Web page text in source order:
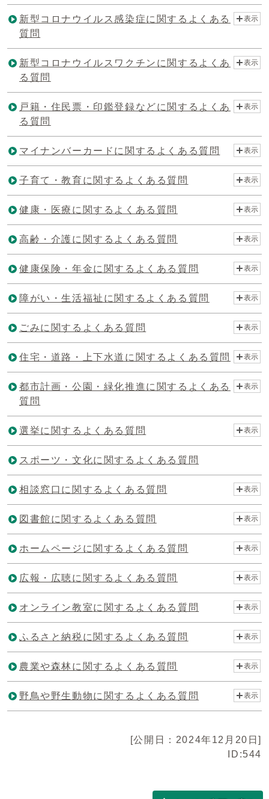
新型コロナウイルス感染症に関するよくある
質問
表示
新型コロナウイルスワクチンに関するよくあ
る質問
表示
戸籍・住民票・印鑑登録などに関するよくあ
る質問
表示
マイナンバーカードに関するよくある質問 表示
子育て・教育に関するよくある質問 表示
健康・医療に関するよくある質問 表示
高齢・介護に関するよくある質問 表示
健康保険・年金に関するよくある質問 表示
障がい・生活福祉に関するよくある質問 表示
ごみに関するよくある質問 表示
住宅・道路・上下水道に関するよくある質問 表示
都市計画・公園・緑化推進に関するよくある
質問
表示
選挙に関するよくある質問 表示
スポーツ・文化に関するよくある質問
相談窓口に関するよくある質問 表示
図書館に関するよくある質問 表示
ホームページに関するよくある質問 表示
広報・広聴に関するよくある質問 表示
オンライン教室に関するよくある質問 表示
ふるさと納税に関するよくある質問 表示
農業や森林に関するよくある質問 表示
野鳥や野生動物に関するよくある質問 表示
[公開日：2024年12月20日]
ID:544